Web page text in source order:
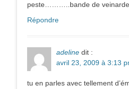
peste………..bande de veinarde
Répondre
adeline dit :
avril 23, 2009 à 3:13
tu en parles avec tellement